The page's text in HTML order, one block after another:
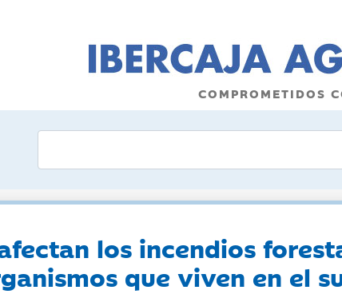
COMPROMETIDOS
los incendios
que viven en el